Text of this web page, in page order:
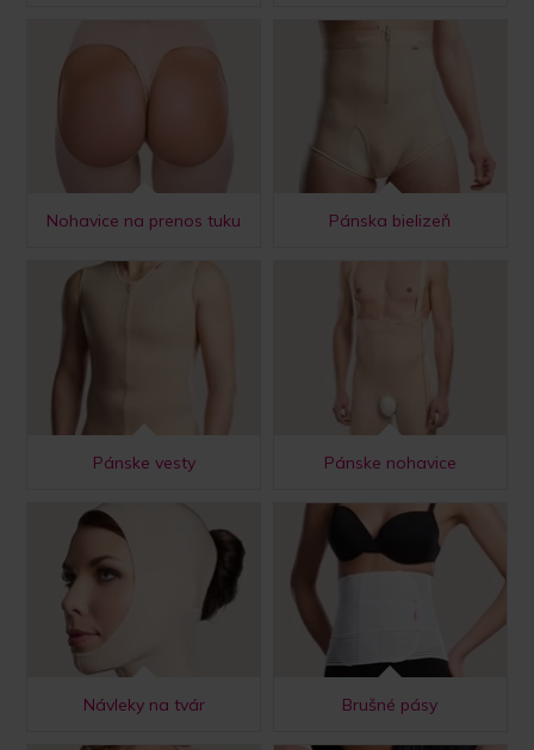
Nohavice na prenos tuku Pánska bielizeň
Pánske vesty Pánske nohavice
Návleky na tvár Brušné pásy